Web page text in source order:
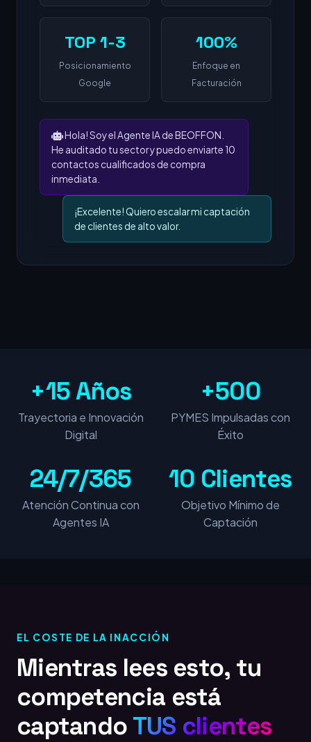
TOP 1-3
Posicionamiento
Google
100%
Enfoque en
Facturación
Hola! Soy el Agente IA de BEOFFON.
He auditado tu sector y puedo enviarte 10
contactos cualificados de compra
inmediata.
¡Excelente! Quiero escalar mi captación
de clientes de alto valor.
+15 Años
Trayectoria e Innovación
Digital
+500
PYMES Impulsadas con
Éxito
24/7/365
Atención Continua con
Agentes IA
10 Clientes
Objetivo Mínimo de
Captación
EL COSTE DE LA INACCIÓN
Mientras lees esto, tu
competencia está
captando TUS clientes